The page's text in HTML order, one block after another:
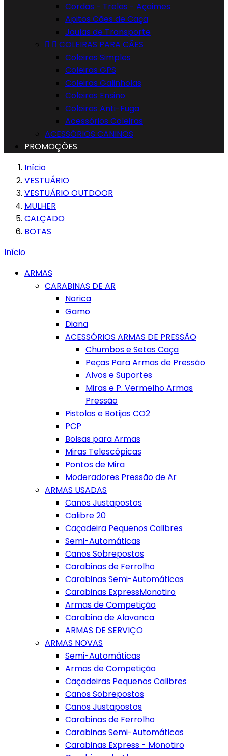
Cordas - Trelas - Açaimes
Apitos Cães de Caça
Jaulas de Transporte
  COLEIRAS PARA CÃES
Coleiras Simples
Coleiras GPS
Coleiras Galinholas
Coleiras Ensino
Coleiras Anti-Fuga
Acessórios Coleiras
ACESSÓRIOS CANINOS
PROMOÇÕES
Início
VESTUÁRIO
VESTUÁRIO OUTDOOR
MULHER
CALÇADO
BOTAS
Início
ARMAS
CARABINAS DE AR
Norica
Gamo
Diana
ACESSÓRIOS ARMAS DE PRESSÃO
Chumbos e Setas Caça
Peças Para Armas de Pressão
Alvos e Suportes
Miras e P. Vermelho Armas
Pressão
Pistolas e Botijas CO2
PCP
Bolsas para Armas
Miras Telescópicas
Pontos de Mira
Moderadores Pressão de Ar
ARMAS USADAS
Canos Justapostos
Calibre 20
Caçadeira Pequenos Calibres
Semi-Automáticas
Canos Sobrepostos
Carabinas de Ferrolho
Carabinas Semi-Automáticas
Carabinas ExpressMonotiro
Armas de Competição
Carabina de Alavanca
ARMAS DE SERVIÇO
ARMAS NOVAS
Semi-Automáticas
Armas de Competição
Caçadeiras Pequenos Calibres
Canos Sobrepostos
Canos Justapostos
Carabinas de Ferrolho
Carabinas Semi-Automáticas
Carabinas Express - Monotiro